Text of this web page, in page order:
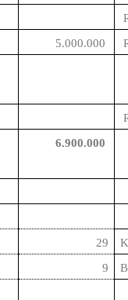
5.000.000
6.900.000
29
9